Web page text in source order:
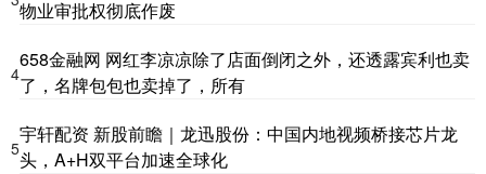
物业审批权彻底作废
4
658金融网 网红李凉凉除了店面倒闭之外，还透露宾利也卖
了，名牌包包也卖掉了，所有
5
宇轩配资 新股前瞻｜龙迅股份：中国内地视频桥接芯片龙
头，A+H双平台加速全球化